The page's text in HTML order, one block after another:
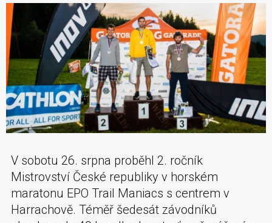
V sobotu 26. srpna proběhl 2. ročník
Mistrovství České republiky v horském
maratonu EPO Trail Maniacs s centrem v
Harrachově. Téměř šedesát závodníků